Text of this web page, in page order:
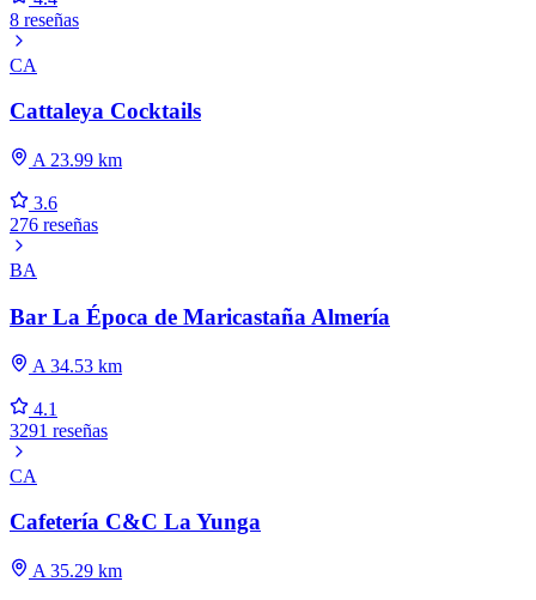
8 reseñas
CA
Cattaleya Cocktails
A 23.99 km
3.6
276 reseñas
BA
Bar La Época de Maricastaña Almería
A 34.53 km
4.1
3291 reseñas
CA
Cafetería C&C La Yunga
A 35.29 km